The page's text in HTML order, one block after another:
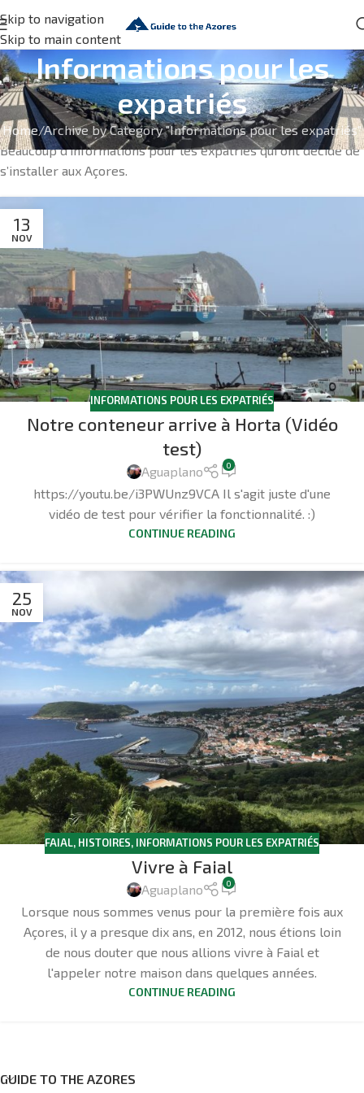
Skip to navigation
Skip to main content
Informations pour les
expatriés
Home Archive by Category "Informations pour les expatriés"
Beaucoup d’informations pour les expatriés qui ont décidé de
s’installer aux Açores.
13
NOV
INFORMATIONS POUR LES EXPATRIÉS
Notre conteneur arrive à Horta (Vidéo
test)
Aguaplano 0
https://youtu.be/i3PWUnz9VCA Il s'agit juste d'une
vidéo de test pour vérifier la fonctionnalité. :)
CONTINUE READING
25
NOV
FAIAL, HISTOIRES, INFORMATIONS POUR LES EXPATRIÉS
Vivre à Faial
Aguaplano 0
Lorsque nous sommes venus pour la première fois aux
Açores, il y a presque dix ans, en 2012, nous étions loin
de nous douter que nous allions vivre à Faial et
l'appeler notre maison dans quelques années.
CONTINUE READING
GUIDE TO THE AZORES